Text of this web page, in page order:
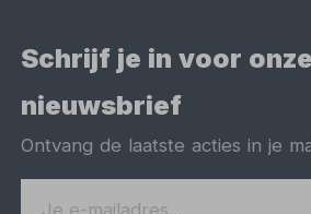
Schrijf je in voor onze
nieuwsbrief
Ontvang de laatste acties in je